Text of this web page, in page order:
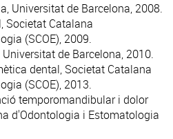
Universitat de Barcelona, 2008.
Societat Catalana
(SCOE), 2009.
de Barcelona, 2010.
dental, Societat Catalana
(SCOE), 2013.
temporomandibular i dolor
d'Odontologia i Estomatologia